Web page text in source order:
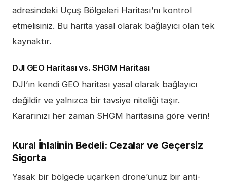
adresindeki Uçuş Bölgeleri Haritası’nı kontrol
etmelisiniz. Bu harita yasal olarak bağlayıcı olan tek
kaynaktır.
DJI GEO Haritası vs. SHGM Haritası
DJI’ın kendi GEO haritası yasal olarak bağlayıcı
değildir ve yalnızca bir tavsiye niteliği taşır.
Kararınızı her zaman SHGM haritasına göre verin!
Kural İhlalinin Bedeli: Cezalar ve Geçersiz
Sigorta
Yasak bir bölgede uçarken drone’unuz bir anti-